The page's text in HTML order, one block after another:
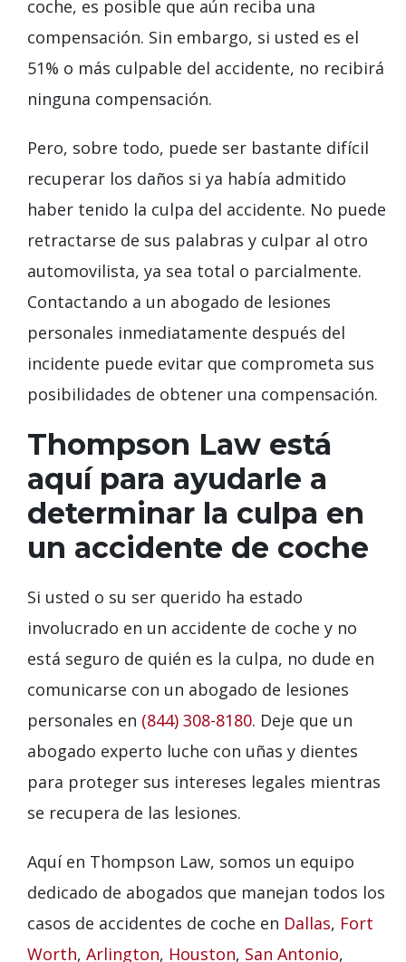
coche, es posible que aún reciba una
compensación. Sin embargo, si usted es el
51% o más culpable del accidente, no recibirá
ninguna compensación.
Pero, sobre todo, puede ser bastante difícil
recuperar los daños si ya había admitido
haber tenido la culpa del accidente. No puede
retractarse de sus palabras y culpar al otro
automovilista, ya sea total o parcialmente.
Contactando a un abogado de lesiones
personales inmediatamente después del
incidente puede evitar que comprometa sus
posibilidades de obtener una compensación.
Thompson Law está
aquí para ayudarle a
determinar la culpa en
un accidente de coche
Si usted o su ser querido ha estado
involucrado en un accidente de coche y no
está seguro de quién es la culpa, no dude en
comunicarse con un abogado de lesiones
personales en (844) 308-8180. Deje que un
abogado experto luche con uñas y dientes
para proteger sus intereses legales mientras
se recupera de las lesiones.
Aquí en Thompson Law, somos un equipo
dedicado de abogados que manejan todos los
casos de accidentes de coche en Dallas, Fort
Worth, Arlington, Houston, San Antonio,